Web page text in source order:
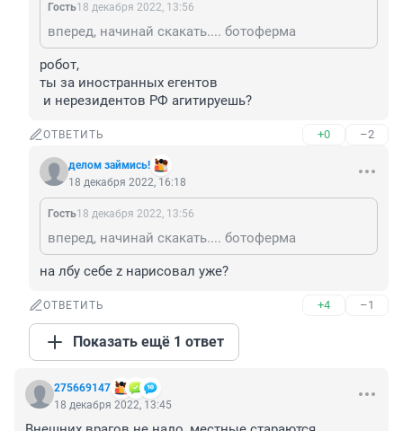
Гость18 декабря 2022, 13:56
вперед, начинай скакать.... ботоферма
робот,
ты за иностранных егентов
и нерезидентов РФ агитируешь?
ОТВЕТИТЬ +0 –2
делом займись!
18 декабря 2022, 16:18
Гость18 декабря 2022, 13:56
вперед, начинай скакать.... ботоферма
на лбу себе z нарисовал уже?
ОТВЕТИТЬ +4 –1
Показать ещё 1 ответ
275669147
18 декабря 2022, 13:45